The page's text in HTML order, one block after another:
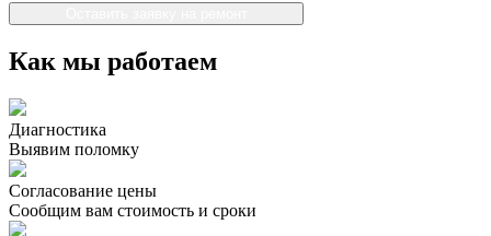
Как мы работаем
Диагностика
Выявим поломку
Согласование цены
Сообщим вам стоимость и сроки